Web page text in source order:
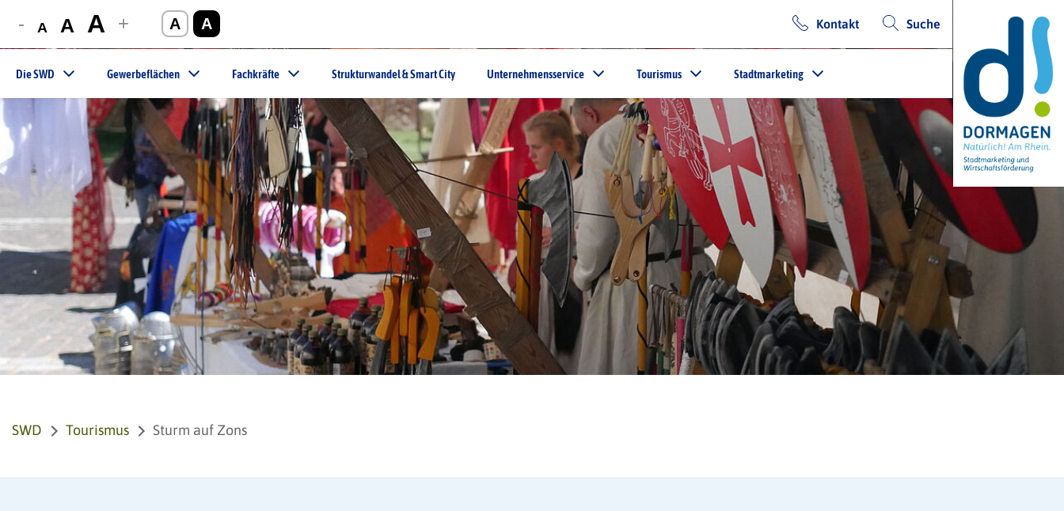
- A A A + A A Kontakt Suche
Die SWD Gewerbeflächen Fachkräfte Strukturwandel & Smart City Unternehmensservice Tourismus Stadtmarketing
SWD Tourismus Sturm auf Zons